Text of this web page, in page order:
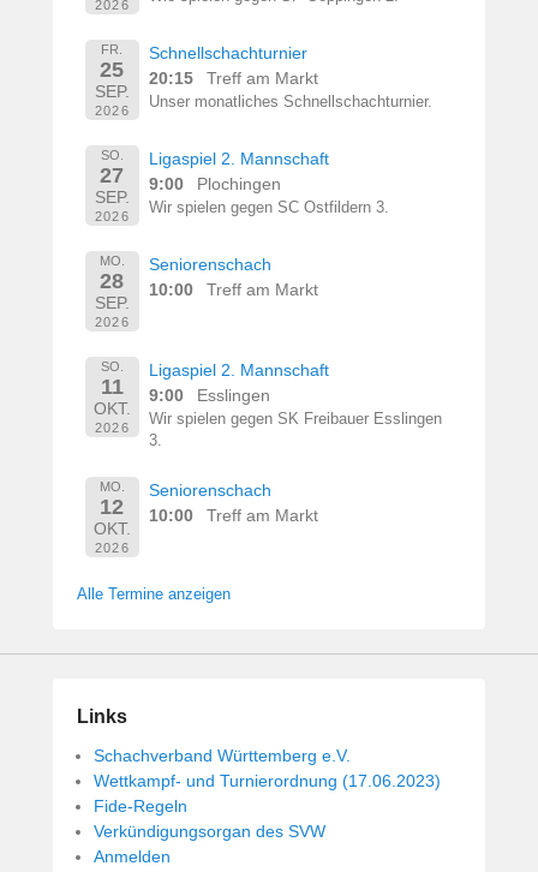
2026
FR.
25
SEP.
2026
Schnellschachturnier
20:15
Treff am Markt
Unser monatliches Schnellschachturnier.
SO.
27
SEP.
2026
Ligaspiel 2. Mannschaft
9:00
Plochingen
Wir spielen gegen SC Ostfildern 3.
MO.
28
SEP.
2026
Seniorenschach
10:00
Treff am Markt
SO.
11
OKT.
2026
Ligaspiel 2. Mannschaft
9:00
Esslingen
Wir spielen gegen SK Freibauer Esslingen
3.
MO.
12
OKT.
2026
Seniorenschach
10:00
Treff am Markt
Alle Termine anzeigen
Links
Schachverband Württemberg e.V.
Wettkampf- und Turnierordnung (17.06.2023)
Fide-Regeln
Verkündigungsorgan des SVW
Anmelden